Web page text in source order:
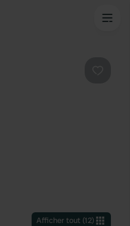
Afficher tout(12)